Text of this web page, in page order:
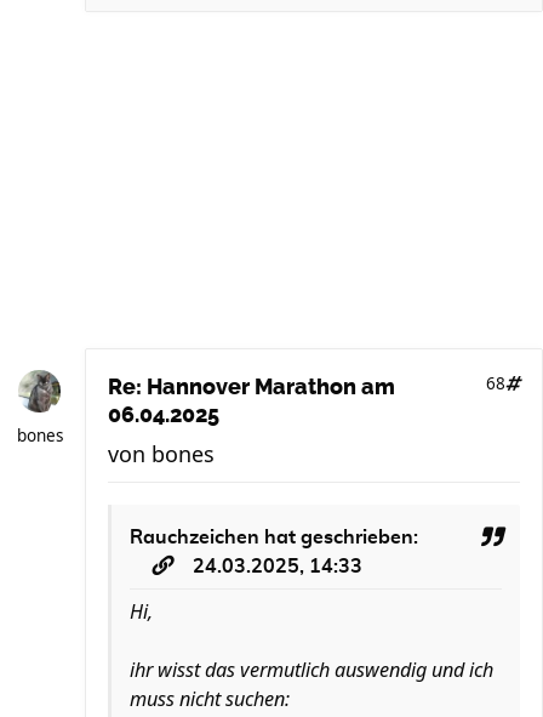
bones
Re: Hannover Marathon am
06.04.2025
68
von bones
Rauchzeichen hat geschrieben:
24.03.2025, 14:33
Hi,
ihr wisst das vermutlich auswendig und ich
muss nicht suchen: